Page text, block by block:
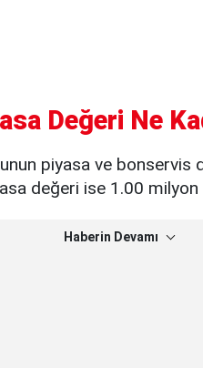
Değeri Ne
piyasa ve bonservis
değeri ise 1.00 milyon
Haberin Devamı